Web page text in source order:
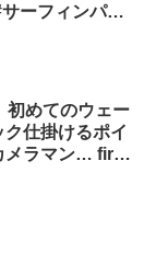
ーフィンパド
初めてのウェー
仕掛けるポイ
メラマン… first